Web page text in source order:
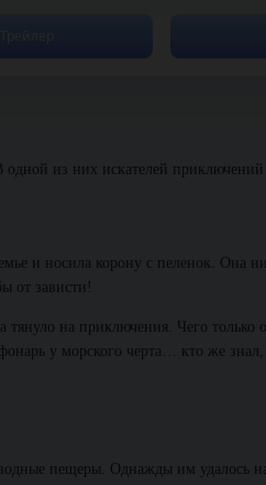
из них искателей
и носила корону с пеленок. Она
от зависти!
на приключения. Чего только
у морского черта… кто же
пещеры. Однажды им удалось